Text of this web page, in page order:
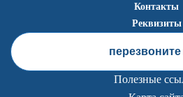
Контакты
Реквизиты
Полезные